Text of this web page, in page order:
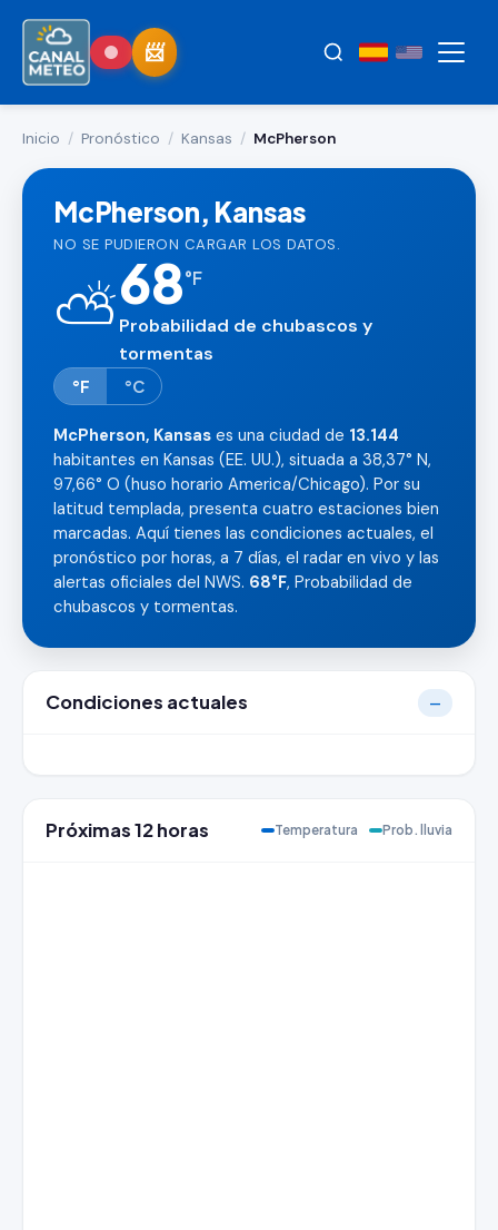
Inicio / Pronóstico / Kansas / McPherson
McPherson, Kansas
NO SE PUDIERON CARGAR LOS DATOS.
⛅68°F
Probabilidad de chubascos y
tormentas
°F °C
McPherson, Kansas es una ciudad de 13.144
habitantes en Kansas (EE. UU.), situada a 38,37° N,
97,66° O (huso horario America/Chicago). Por su
latitud templada, presenta cuatro estaciones bien
marcadas. Aquí tienes las condiciones actuales, el
pronóstico por horas, a 7 días, el radar en vivo y las
alertas oficiales del NWS. 68°F, Probabilidad de
chubascos y tormentas.
Condiciones actuales —
Próximas 12 horas Temperatura Prob. lluvia